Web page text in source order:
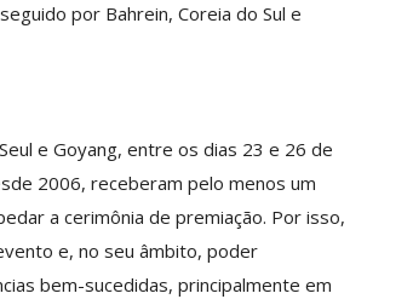
por Bahrein, Coreia do Sul e
e Goyang, entre os dias 23 e 26 de
2006, receberam pelo menos um
a cerimônia de premiação. Por isso,
e, no seu âmbito, poder
bem-sucedidas, principalmente em